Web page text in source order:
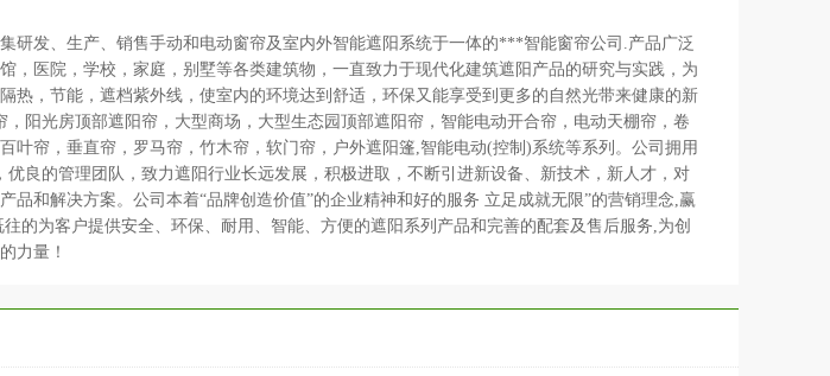
研发、生产、销售手动和电动窗帘及室内外智能遮阳系统于一体的***智能窗帘公司.产品广泛
，医院，学校，家庭，别墅等各类建筑物，一直致力于现代化建筑遮阳产品的研究与实践，为
热，节能，遮档紫外线，使室内的环境达到舒适，环保又能享受到更多的自然光带来健康的新
阳光房顶部遮阳帘，大型商场，大型生态园顶部遮阳帘，智能电动开合帘，电动天棚帘，卷
叶帘，垂直帘，罗马帘，竹木帘，软门帘，户外遮阳篷,智能电动(控制)系统等系列。公司拥用
良的管理团队，致力遮阳行业长远发展，积极进取，不断引进新设备、新技术，新人才，对
品和解决方案。公司本着“品牌创造价值”的企业精神和好的服务 立足成就无限”的营销理念,赢
的为客户提供安全、环保、耐用、智能、方便的遮阳系列产品和完善的配套及售后服务,为创
力量！